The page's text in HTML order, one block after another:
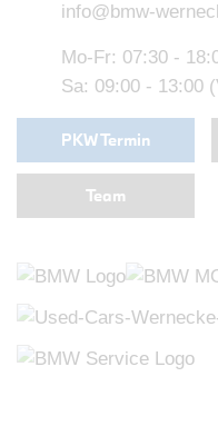
info@bmw-
Mo-Fr: 07:30 -
Sa: 09:00 - 13:00
PKW Termin
Team